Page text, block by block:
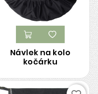
Návlek na kolo
kočárku